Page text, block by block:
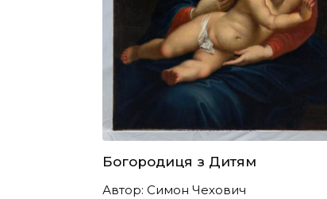
Богородиця з Дитям
Автор: Симон Чехович